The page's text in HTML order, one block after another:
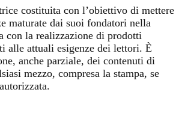
costituita con l’obiettivo di mettere
maturate dai suoi fondatori nella
con la realizzazione di prodotti
alle attuali esigenze dei lettori. È
anche parziale, dei contenuti di
mezzo, compresa la stampa, se